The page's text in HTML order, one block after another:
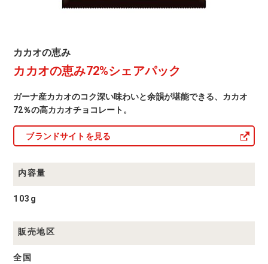
カ
オ
み
商
一
カカオの恵み
カカオの恵み72%シェアパック
ガーナ産カカオのコク深い味わいと余韻が堪能できる、カカオ
72％の高カカオチョコレート。
ブランドサイトを見る
内容量
103g
販売地区
全国